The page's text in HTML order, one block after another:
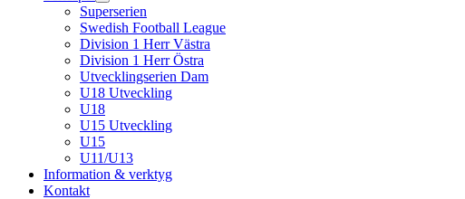
Superserien
Swedish Football League
Division 1 Herr Västra
Division 1 Herr Östra
Utvecklingserien Dam
U18 Utveckling
U18
U15 Utveckling
U15
U11/U13
Information & verktyg
Kontakt